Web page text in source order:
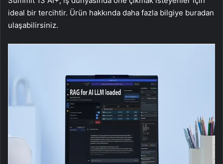
ideal bir tercihtir. Ürün hakkında daha fazla bilgiye buradan
ulaşabilirsiniz.